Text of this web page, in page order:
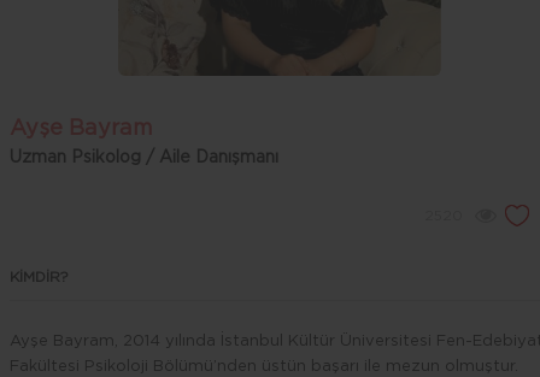
Uzman Psikolog / Aile Danışmanı
KİMDİR?
Ayşe Bayram, 2014 yılında İstanbul Kültür Üniversitesi Fen-
Fakültesi Psikoloji Bölümü’nden üstün başarı ile mezun olmuştur.